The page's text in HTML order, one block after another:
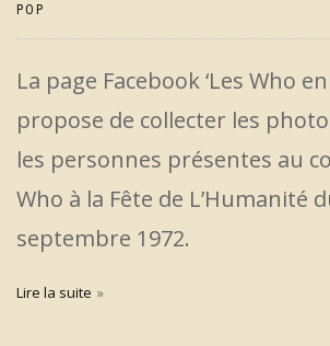
POP
La page Facebook ‘Les Who en
propose de collecter les
les personnes présentes au
Who à la Fête de L’Humanité
septembre 1972.
Lire la suite